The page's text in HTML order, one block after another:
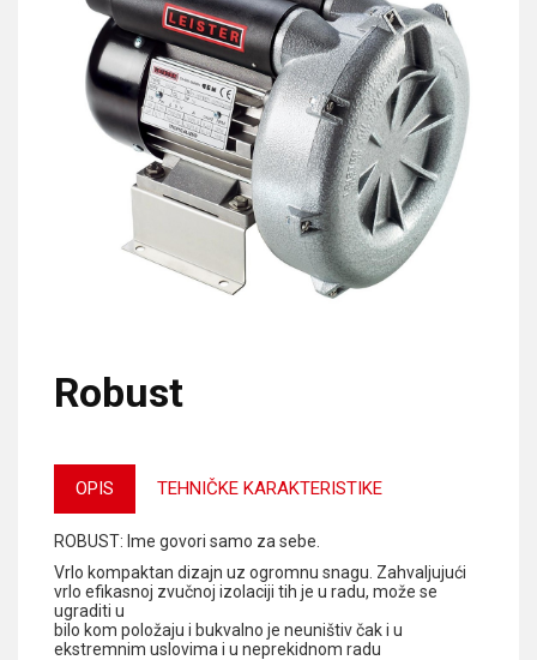
Robust
OPIS TEHNIČKE KARAKTERISTIKE
ROBUST: Ime govori samo za sebe.
Vrlo kompaktan dizajn uz ogromnu snagu. Zahvaljujući
vrlo efikasnoj zvučnoj izolaciji tih je u radu, može se
ugraditi u
bilo kom položaju i bukvalno je neuništiv čak i u
ekstremnim uslovima i u neprekidnom radu